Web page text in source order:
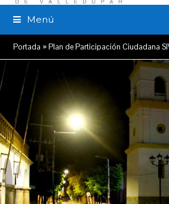
Menú
Portada »Plan de Participación Ciudadana